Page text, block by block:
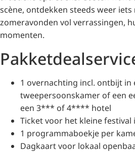
scène, ontdekken steeds weer iets
zomeravonden vol verrassingen,
momenten.
1 overnachting incl. ontbijt in
tweepersoonskamer of een
een 3*** of 4**** hotel
Ticket voor het kleine
1 programmaboekje per
Dagkaart voor lokaal